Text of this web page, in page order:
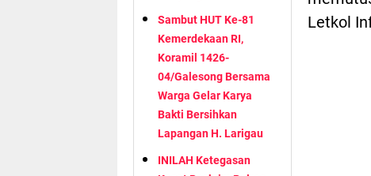
Sambut HUT Ke-81
Kemerdekaan RI,
Koramil 1426-
04/Galesong Bersama
Warga Gelar Karya
Bakti Bersihkan
Lapangan H. Larigau
INILAH Ketegasan
Letkol